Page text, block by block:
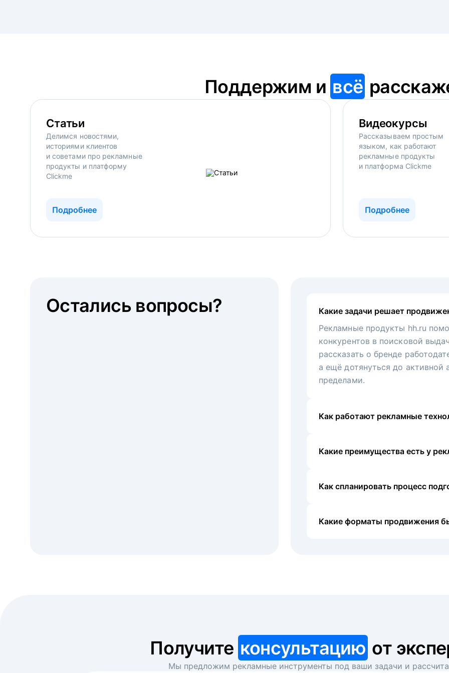
Поддержим и всё
Статьи
Делимся новостями,
историями клиентов
и советами про рекламные
продукты и платформу
Clickme
Подробнее
Видеокурсы
Рассказываем простым
языком, как работают
рекламные продукты
и платформа Clickme
Подробнее
Какие задачи решает
Рекламные продукты hh.ru
конкурентов в поисковой
рассказать о бренде
а ещё дотянуться до активной
пределами.
Как работают рекламные
Какие преимущества есть у
Как спланировать процесс
Какие форматы продвижения
Остались вопросы?
Получите консультацию от
Мы предложим рекламные инструменты под ваши задачи и